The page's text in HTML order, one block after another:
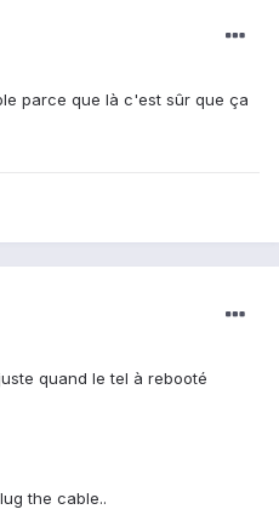
parce que là c'est sûr que ça
quand le tel à rebooté
the cable..